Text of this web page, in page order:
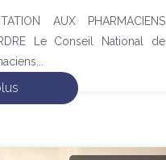
AUX PHARMACIENS
Le Conseil National de